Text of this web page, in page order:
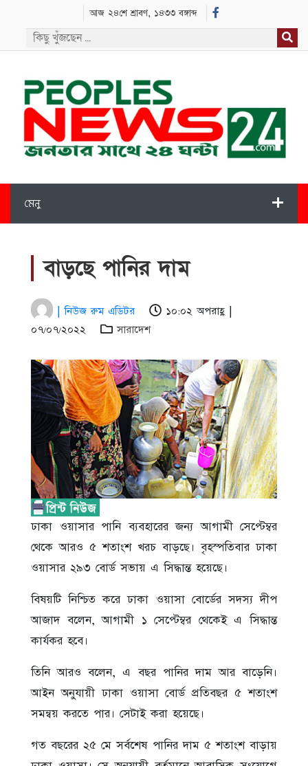
আজ ২৪শে শ্রাবণ, ১৪৩৩ বঙ্গাব্দ
মেনু
বাড়ছে পানির দাম
| নিউজ রুম এডিটর
১০:০২ অপরাহ্ণ |
০৭/০৭/২০২২
সারাদেশ
ঢাকা ওয়াসার পানি ব্যবহারের জন্য আগামী সেপ্টেম্বর
থেকে আরও ৫ শতাংশ খরচ বাড়ছে। বৃহস্পতিবার ঢাকা
ওয়াসার ২৯৩ বোর্ড সভায় এ সিদ্ধান্ত হয়েছে।
বিষয়টি নিশ্চিত করে ঢাকা ওয়াসা বোর্ডের সদস্য দীপ
আজাদ বলেন, আগামী ১ সেপ্টেম্বর থেকেই এ সিদ্ধান্ত
কার্যকর হবে।
তিনি আরও বলেন, এ বছর পানির দাম আর বাড়েনি।
আইন অনুযায়ী ঢাকা ওয়াসা বোর্ড প্রতিবছর ৫ শতাংশ
সমন্বয় করতে পার। সেটাই করা হয়েছে।
গত বছরের ২৫ মে সর্বশেষ পানির দাম ৫ শতাংশ বাড়ায়